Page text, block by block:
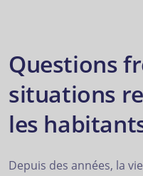
Questions
situations
les
Depuis des années, la